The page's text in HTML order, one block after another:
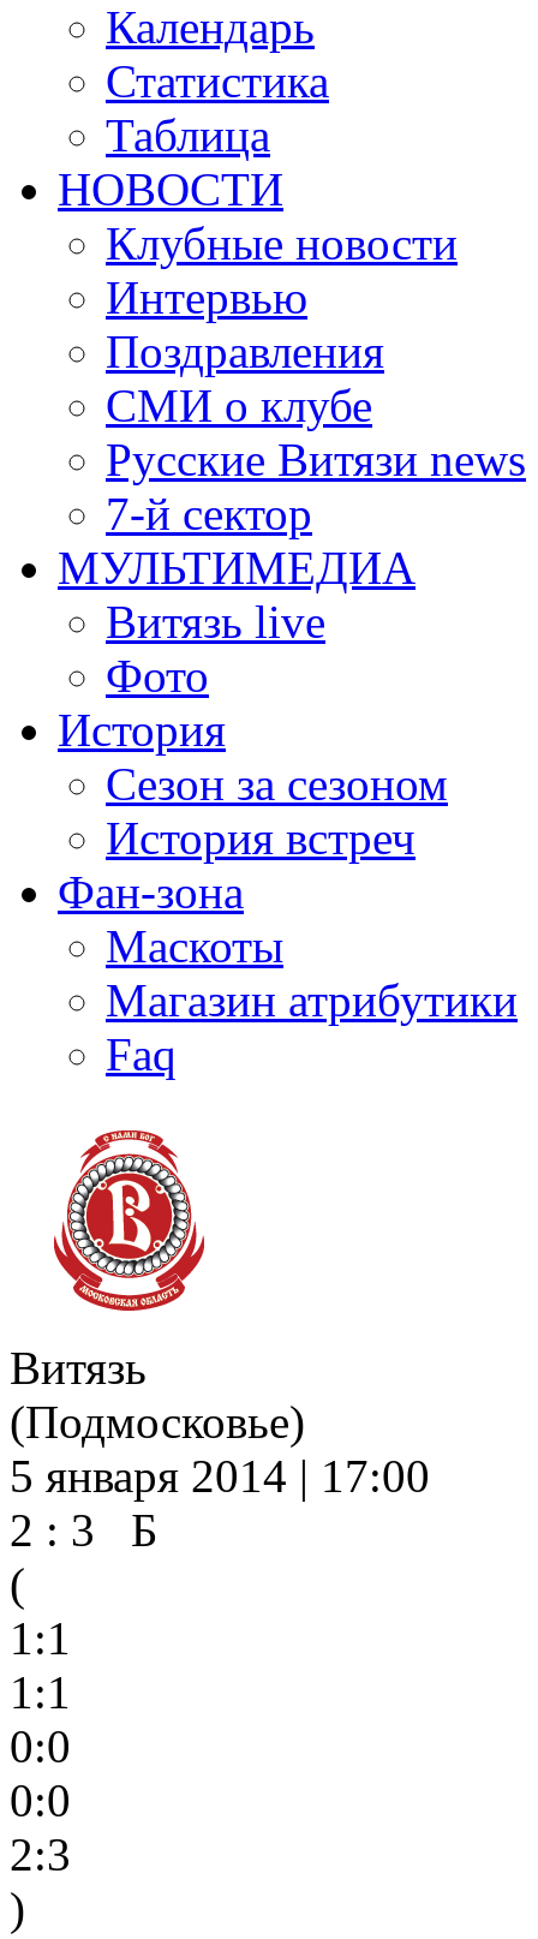
Календарь
Статистика
Таблица
НОВОСТИ
Клубные новости
Интервью
Поздравления
СМИ о клубе
Русские Витязи news
7-й сектор
МУЛЬТИМЕДИА
Витязь live
Фото
История
Сезон за сезоном
История встреч
Фан-зона
Маскоты
Магазин атрибутики
Faq
Витязь
(Подмосковье)
5 января 2014 | 17:00
2 : 3 Б
(
1:1
1:1
0:0
0:0
2:3
)